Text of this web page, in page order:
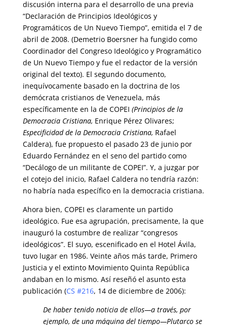
discusión interna para el desarrollo de una previa
“Declaración de Principios Ideológicos y
Programáticos de Un Nuevo Tiempo”, emitida el 7 de
abril de 2008. (Demetrio Boersner ha fungido como
Coordinador del Congreso Ideológico y Programático
de Un Nuevo Tiempo y fue el redactor de la versión
original del texto). El segundo documento,
inequívocamente basado en la doctrina de los
demócrata cristianos de Venezuela, más
específicamente en la de COPEI (Principios de la
Democracia Cristiana, Enrique Pérez Olivares;
Especificidad de la Democracia Cristiana, Rafael
Caldera), fue propuesto el pasado 23 de junio por
Eduardo Fernández en el seno del partido como
“Decálogo de un militante de COPEI”. Y, a juzgar por
el cotejo del inicio, Rafael Caldera no tendría razón:
no habría nada específico en la democracia cristiana.
Ahora bien, COPEI es claramente un partido
ideológico. Fue esa agrupación, precisamente, la que
inauguró la costumbre de realizar “congresos
ideológicos”. El suyo, escenificado en el Hotel Ávila,
tuvo lugar en 1986. Veinte años más tarde, Primero
Justicia y el extinto Movimiento Quinta República
andaban en lo mismo. Así reseñó el asunto esta
publicación (CS #216, 14 de diciembre de 2006):
De haber tenido noticia de ellos—a través, por
ejemplo, de una máquina del tiempo—Plutarco se